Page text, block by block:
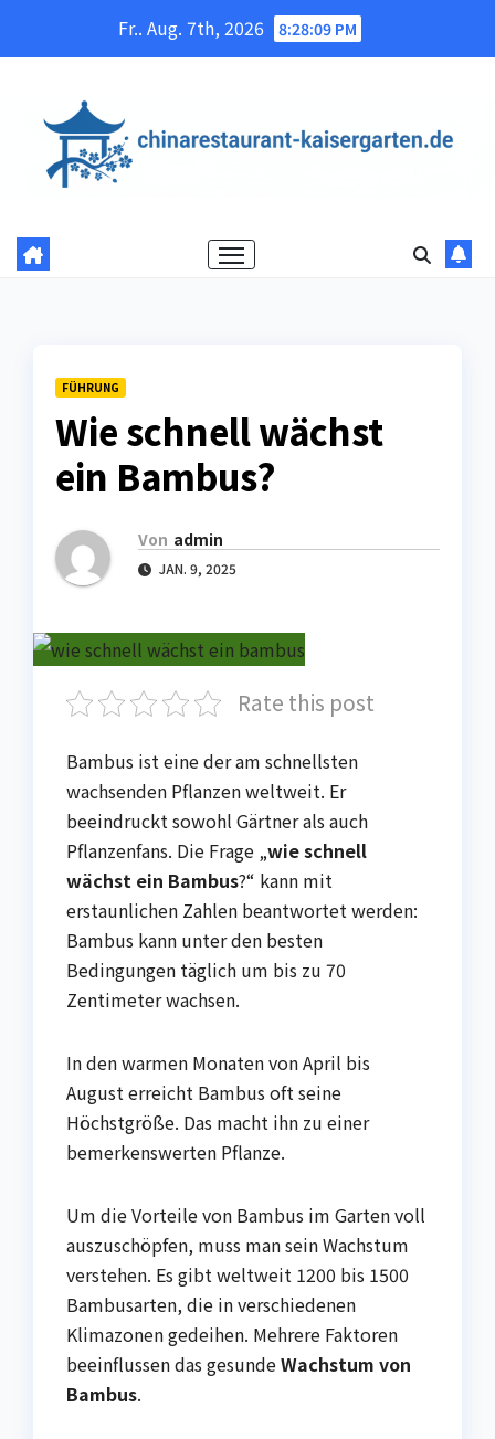
Fr.. Aug. 7th, 2026 8:28:10 PM
FÜHRUNG
Wie schnell wächst
ein Bambus?
Von admin
JAN. 9, 2025
Rate this post
Bambus ist eine der am schnellsten
wachsenden Pflanzen weltweit. Er
beeindruckt sowohl Gärtner als auch
Pflanzenfans. Die Frage „wie schnell
wächst ein Bambus?“ kann mit
erstaunlichen Zahlen beantwortet werden:
Bambus kann unter den besten
Bedingungen täglich um bis zu 70
Zentimeter wachsen.
In den warmen Monaten von April bis
August erreicht Bambus oft seine
Höchstgröße. Das macht ihn zu einer
bemerkenswerten Pflanze.
Um die Vorteile von Bambus im Garten voll
auszuschöpfen, muss man sein Wachstum
verstehen. Es gibt weltweit 1200 bis 1500
Bambusarten, die in verschiedenen
Klimazonen gedeihen. Mehrere Faktoren
beeinflussen das gesundeWachstum von
Bambus.